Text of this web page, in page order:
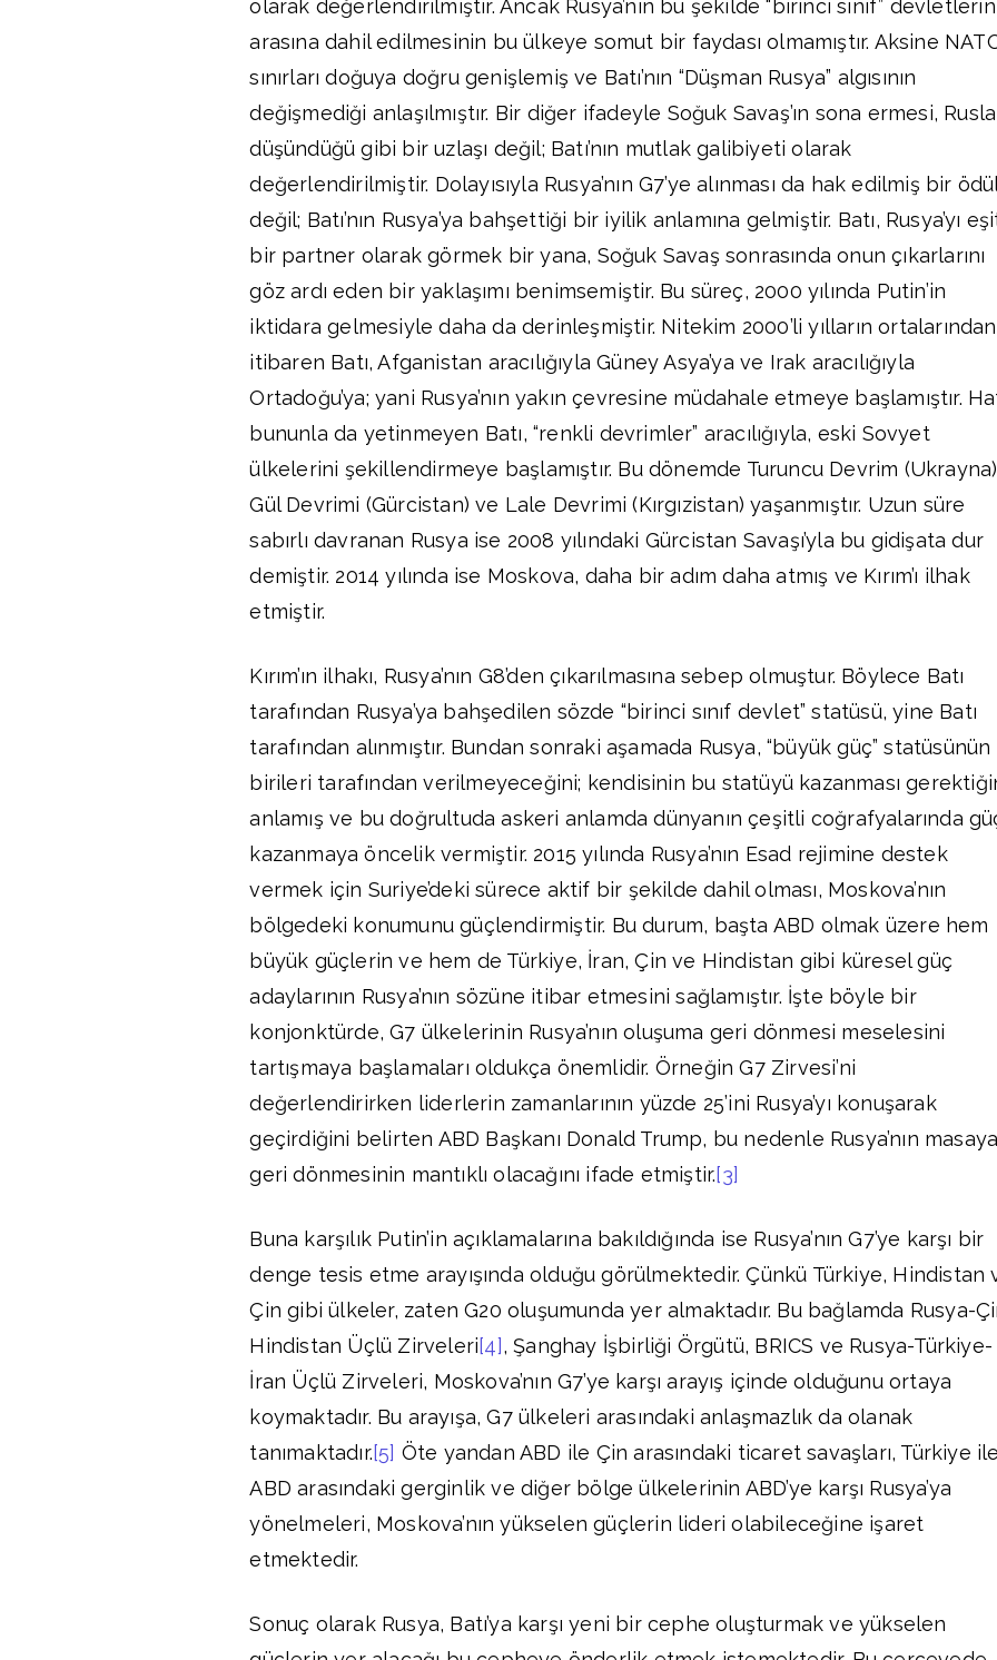
olarak değerlendirilmiştir. Ancak Rusya’nın bu şekilde “birinci sınıf” devletlerin
arasına dahil edilmesinin bu ülkeye somut bir faydası olmamıştır. Aksine
sınırları doğuya doğru genişlemiş ve Batı’nın “Düşman Rusya” algısının
değişmediği anlaşılmıştır. Bir diğer ifadeyle Soğuk Savaş’ın sona ermesi,
düşündüğü gibi bir uzlaşı değil; Batı’nın mutlak galibiyeti olarak
değerlendirilmiştir. Dolayısıyla Rusya’nın G7’ye alınması da hak edilmiş bir
değil; Batı’nın Rusya’ya bahşettiği bir iyilik anlamına gelmiştir. Batı, Rusya’yı
bir partner olarak görmek bir yana, Soğuk Savaş sonrasında onun çıkarlarını
göz ardı eden bir yaklaşımı benimsemiştir. Bu süreç, 2000 yılında Putin’in
iktidara gelmesiyle daha da derinleşmiştir. Nitekim 2000’li yılların ortalarından
itibaren Batı, Afganistan aracılığıyla Güney Asya’ya ve Irak aracılığıyla
Ortadoğu’ya; yani Rusya’nın yakın çevresine müdahale etmeye başlamıştır.
bununla da yetinmeyen Batı, “renkli devrimler” aracılığıyla, eski Sovyet
ülkelerini şekillendirmeye başlamıştır. Bu dönemde Turuncu Devrim
Gül Devrimi (Gürcistan) ve Lale Devrimi (Kırgızistan) yaşanmıştır. Uzun süre
sabırlı davranan Rusya ise 2008 yılındaki Gürcistan Savaşı’yla bu gidişata dur
demiştir. 2014 yılında ise Moskova, daha bir adım daha atmış ve Kırım’ı ilhak
etmiştir.
Kırım’ın ilhakı, Rusya’nın G8’den çıkarılmasına sebep olmuştur. Böylece Batı
tarafından Rusya’ya bahşedilen sözde “birinci sınıf devlet” statüsü, yine Batı
tarafından alınmıştır. Bundan sonraki aşamada Rusya, “büyük güç” statüsünün
birileri tarafından verilmeyeceğini; kendisinin bu statüyü kazanması
anlamış ve bu doğrultuda askeri anlamda dünyanın çeşitli coğrafyalarında
kazanmaya öncelik vermiştir. 2015 yılında Rusya’nın Esad rejimine destek
vermek için Suriye’deki sürece aktif bir şekilde dahil olması, Moskova’nın
bölgedeki konumunu güçlendirmiştir. Bu durum, başta ABD olmak üzere hem
büyük güçlerin ve hem de Türkiye, İran, Çin ve Hindistan gibi küresel güç
adaylarının Rusya’nın sözüne itibar etmesini sağlamıştır. İşte böyle bir
konjonktürde, G7 ülkelerinin Rusya’nın oluşuma geri dönmesi meselesini
tartışmaya başlamaları oldukça önemlidir. Örneğin G7 Zirvesi’ni
değerlendirirken liderlerin zamanlarının yüzde 25’ini Rusya’yı konuşarak
geçirdiğini belirten ABD Başkanı Donald Trump, bu nedenle Rusya’nın masaya
geri dönmesinin mantıklı olacağını ifade etmiştir.[3]
Buna karşılık Putin’in açıklamalarına bakıldığında ise Rusya’nın G7’ye karşı bir
denge tesis etme arayışında olduğu görülmektedir. Çünkü Türkiye, Hindistan
Çin gibi ülkeler, zaten G20 oluşumunda yer almaktadır. Bu bağlamda Rusya-
Hindistan Üçlü Zirveleri[4], Şanghay İşbirliği Örgütü, BRICS ve Rusya-Türkiye-
İran Üçlü Zirveleri, Moskova’nın G7’ye karşı arayış içinde olduğunu ortaya
koymaktadır. Bu arayışa, G7 ülkeleri arasındaki anlaşmazlık da olanak
tanımaktadır.[5] Öte yandan ABD ile Çin arasındaki ticaret savaşları, Türkiye ile
ABD arasındaki gerginlik ve diğer bölge ülkelerinin ABD’ye karşı Rusya’ya
yönelmeleri, Moskova’nın yükselen güçlerin lideri olabileceğine işaret
etmektedir.
Sonuç olarak Rusya, Batı’ya karşı yeni bir cephe oluşturmak ve yükselen